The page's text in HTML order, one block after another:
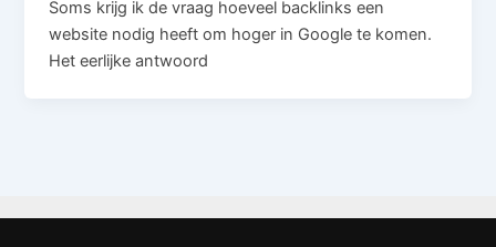
Soms krijg ik de vraag hoeveel backlinks een
website nodig heeft om hoger in Google te komen.
Het eerlijke antwoord